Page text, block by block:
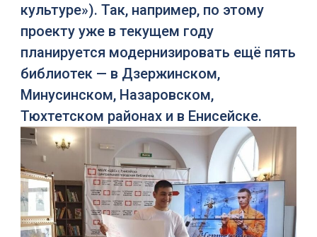
культуре»). Так, например, по этому
проекту уже в текущем году
планируется модернизировать ещё пять
библиотек — в Дзержинском,
Минусинском, Назаровском,
Тюхтетском районах и в Енисейске.